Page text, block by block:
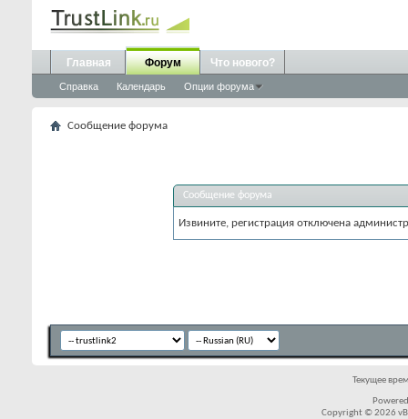
Главная Форум
Справка Календарь Опции форума
Что нового?
Сообщение форума
Сообщение форума
Извините, регистрация отключена
Текущее
Copyright © 2026